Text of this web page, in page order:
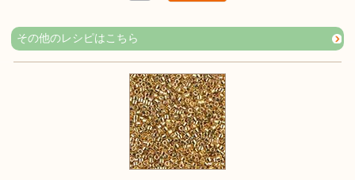
その他のレシピはこちら